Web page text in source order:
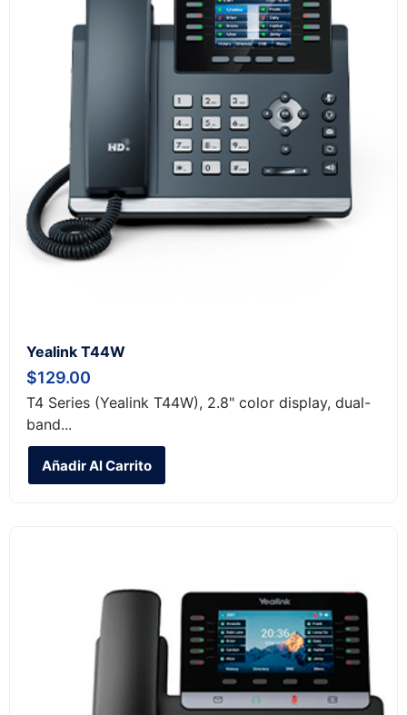
Yealink T44W
$129.00
T4 Series (Yealink T44W), 2.8" color display, dual-
band...
Añadir Al Carrito